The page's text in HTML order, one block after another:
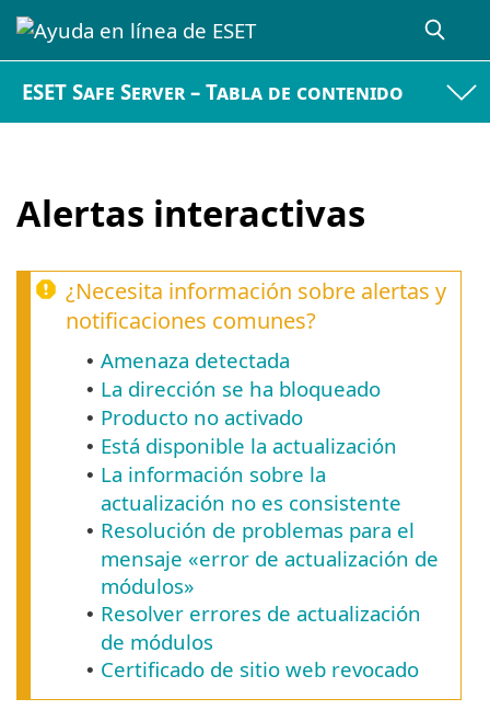
ESET Safe Server – Tabla de contenido
Alertas interactivas
¿Necesita información sobre alertas y
notificaciones comunes?
• Amenaza detectada
• La dirección se ha bloqueado
• Producto no activado
• Está disponible la actualización
• La información sobre la
actualización no es consistente
• Resolución de problemas para el
mensaje «error de actualización de
módulos»
• Resolver errores de actualización
de módulos
• Certificado de sitio web revocado